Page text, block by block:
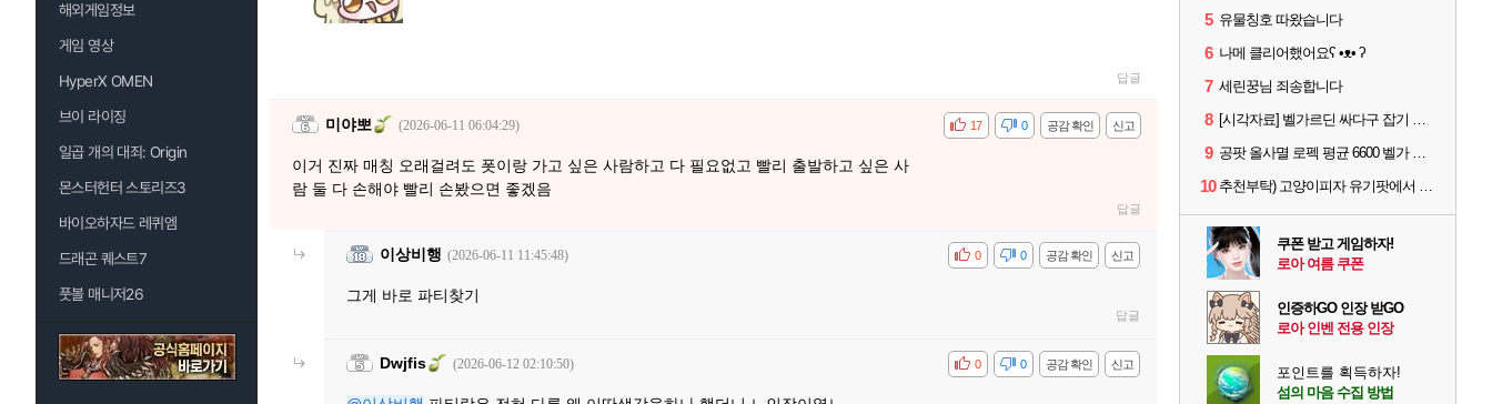
해외게임정보
게임 영상
HyperX OMEN
브이 라이징
일곱 개의 대죄: Origin
몬스터헌터 스토리즈3
바이오하자드 레퀴엠
드래곤 퀘스트7
풋볼 매니저26
답글
미야뽀 (2026-06-11 06:04:29) 신고
공감 확인
비공감 0
17
이거 진짜 매칭 오래걸려도 폿이랑 가고 싶은 사람하고 다 필요없고 빨리 출발하고 싶은 사
람 둘 다 손해야 빨리 손봤으면 좋겠음
답글
이상비행 (2026-06-11 11:45:48) 신고
공감 확인
비공감 0
0
그게 바로 파티찾기
답글
Dwjfis (2026-06-12 02:10:50) 신고
공감 확인
비공감 0
0
5 유물칭호 따왔습니다
6 나메 클리어했어요ʕ •ᴥ• ʔ
7 세린꿍님 죄송합니다
8 [시각자료] 벨가르딘 싸다구 잡기 범위 일부
9 공팟 올사멸 로펙 평균 6600 벨가 나메 클리어
10 추천부탁) 고양이피자 유기팟에서 4막 구조요청을 드립니다!!!!
쿠폰 받고 게임하자!
로아 여름 쿠폰
인증하GO 인장 받GO
로아 인벤 전용 인장
포인트를 획득하자!
섬의 마음 수집 방법